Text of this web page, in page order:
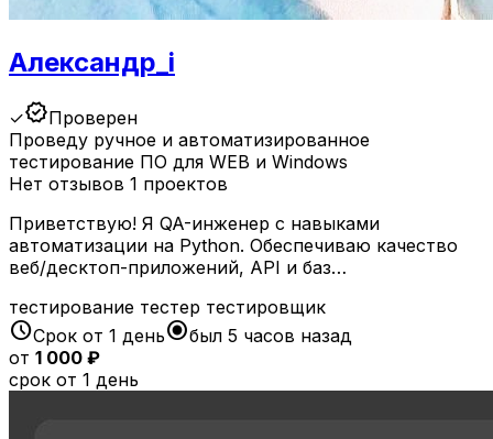
Александр_i
✓verifiedПроверен
Проведу ручное и автоматизированное
тестирование ПО для WEB и Windows
Нет отзывов 1 проектов
Приветствую! Я QA-инженер с навыками
автоматизации на Python. Обеспечиваю качество
веб/десктоп-приложений, API и баз…
тестирование тестер тестировщик
scheduleСрок от 1 деньradio_button_checkedбыл 5 часов назад
от 1 000 ₽
срок от 1 день